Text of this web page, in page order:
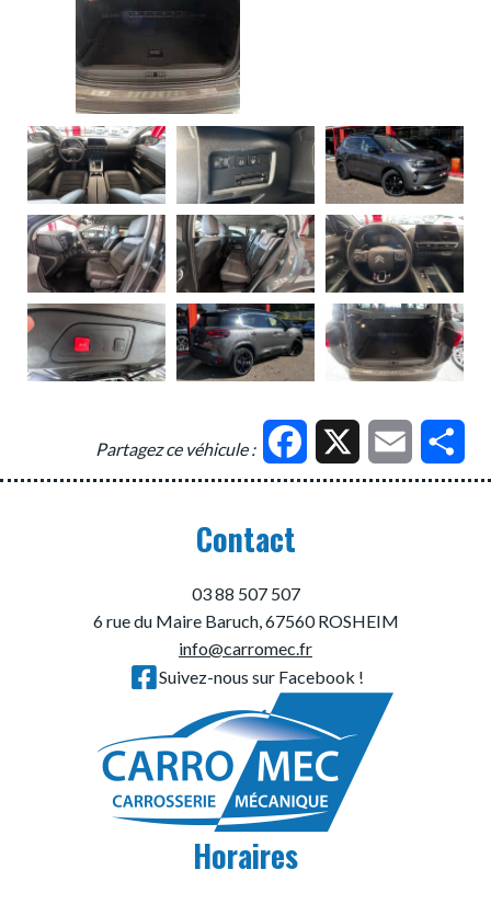
Partagez ce véhicule : Facebook Email
Contact
03 88 507 507
6 rue du Maire Baruch, 67560 ROSHEIM
info@carromec.fr
Suivez-nous sur Facebook !
Horaires